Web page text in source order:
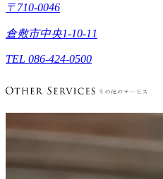
〒710-0046
倉敷市中央1-10-11
TEL 086-424-0500